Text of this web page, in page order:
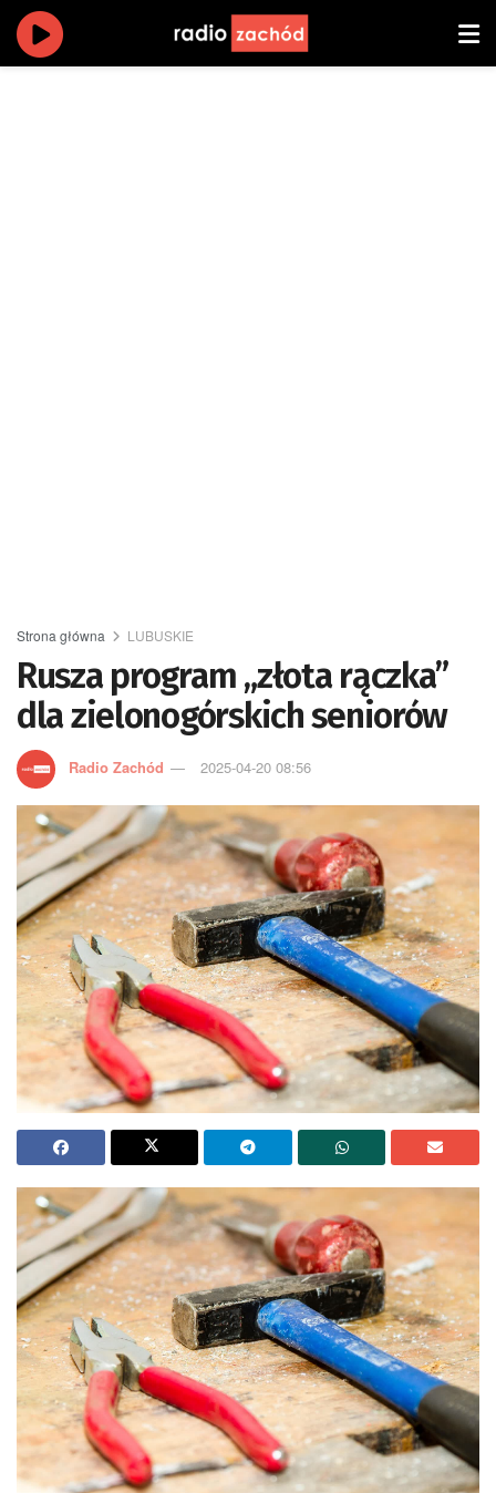
Strona główna LUBUSKIE
Rusza program „złota rączka”
dla zielonogórskich seniorów
Radio Zachód 2025-04-20 08:56